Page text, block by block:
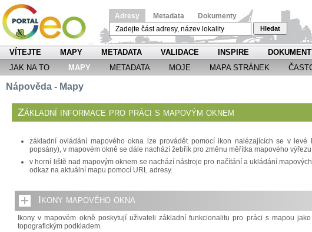
Adresy Metadata Dokumenty
Hledat
VÍTEJTE MAPY METADATA VALIDACE INSPIRE
JAK NA TO
MAPY METADATA MOJE MAPA STRÁNEK
Nápověda - Mapy
Základní informace pro práci s mapovým oknem
základní ovládání mapového okna lze provádět pomocí ikon nalézajících se v
popsány), v mapovém okně se dále nachází žebřík pro změnu měřítka mapového
v horní liště nad mapovým oknem se nachází nástroje pro načítání a ukládání
odkaz na aktuální mapu pomocí URL adresy.
Ikony mapového okna
Ikony v mapovém okně poskytují uživateli základní funkcionalitu pro práci s mapou
topografickým podkladem.